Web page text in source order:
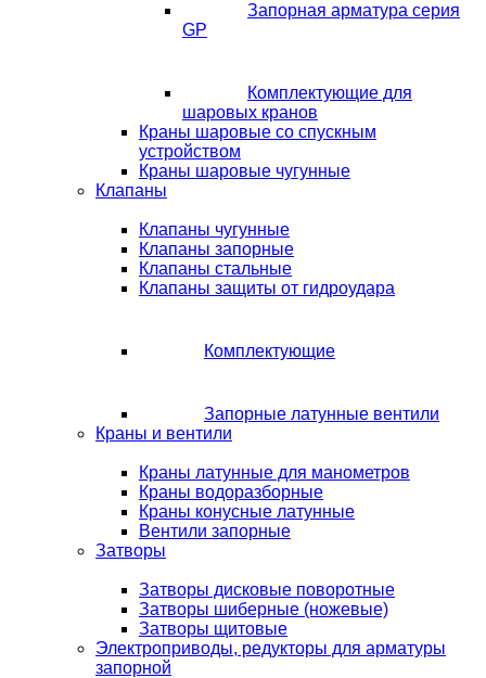
Запорная арматура серия
GP
Комплектующие для
шаровых кранов
Краны шаровые со спускным
устройством
Краны шаровые чугунные
Клапаны
Клапаны чугунные
Клапаны запорные
Клапаны стальные
Клапаны защиты от гидроудара
Комплектующие
Запорные латунные вентили
Краны и вентили
Краны латунные для манометров
Краны водоразборные
Краны конусные латунные
Вентили запорные
Затворы
Затворы дисковые поворотные
Затворы шиберные (ножевые)
Затворы щитовые
Электроприводы, редукторы для арматуры
запорной